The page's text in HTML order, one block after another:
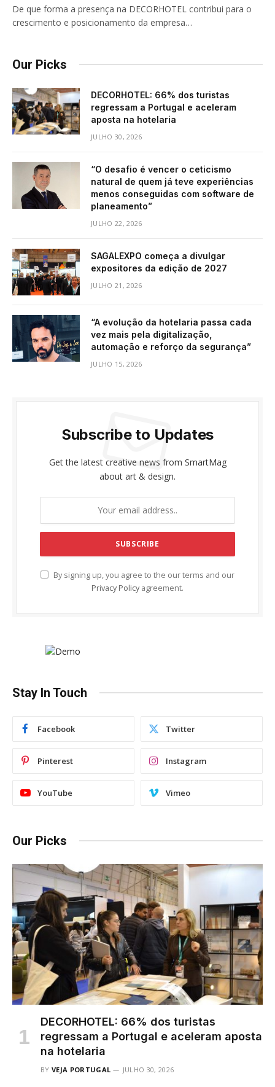
De que forma a presença na DECORHOTEL contribui para o
crescimento e posicionamento da empresa…
Our Picks
DECORHOTEL: 66% dos turistas
regressam a Portugal e aceleram
aposta na hotelaria
JULHO 30, 2026
“O desafio é vencer o ceticismo
natural de quem já teve experiências
menos conseguidas com software de
planeamento”
JULHO 22, 2026
SAGALEXPO começa a divulgar
expositores da edição de 2027
JULHO 21, 2026
“A evolução da hotelaria passa cada
vez mais pela digitalização,
automação e reforço da segurança”
JULHO 15, 2026
Subscribe to Updates
Get the latest creative news from SmartMag
about art & design.
By signing up, you agree to the our terms and our
Privacy Policy agreement.
Stay In Touch
Facebook Twitter
Pinterest Instagram
YouTube Vimeo
Our Picks
DECORHOTEL: 66% dos turistas
regressam a Portugal e aceleram aposta
na hotelaria
BY VEJA PORTUGAL JULHO 30, 2026